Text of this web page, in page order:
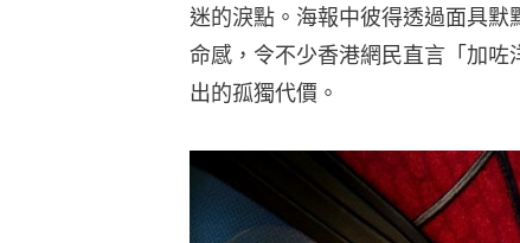
迷的淚點。海報中彼得透過面具
命感，令不少香港網民直言「加
出的孤獨代價。